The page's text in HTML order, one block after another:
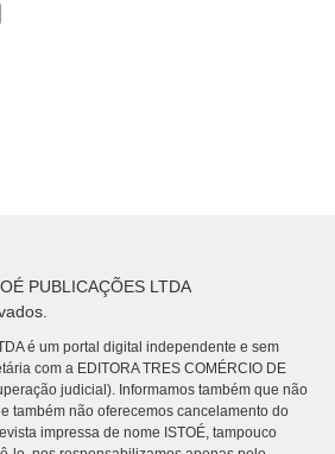
PUBLICAÇÕES LTDA
é um portal digital independente e sem
com a EDITORA TRES COMÉRCIO DE
judicial). Informamos também que não
também não oferecemos cancelamento do
impressa de nome ISTOÉ, tampouco